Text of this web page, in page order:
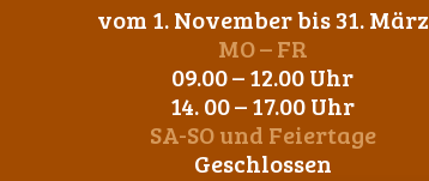
vom 1. November bis 31. März
MO – FR
09.00 – 12.00 Uhr
14. 00 – 17.00 Uhr
SA-SO und Feiertage
Geschlossen